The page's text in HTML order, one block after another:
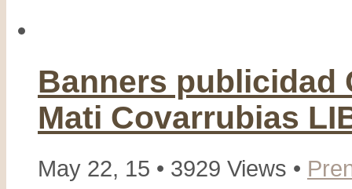
Banners publicidad
Mati Covarrubias
May 22, 15 • 3929 Views •